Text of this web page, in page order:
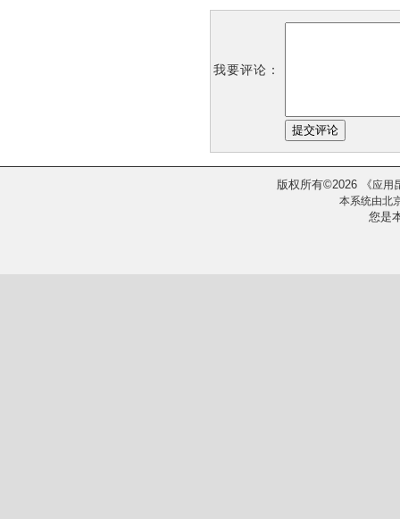
我要评论：
版权所有©2026 《应用
本系统由北
您是